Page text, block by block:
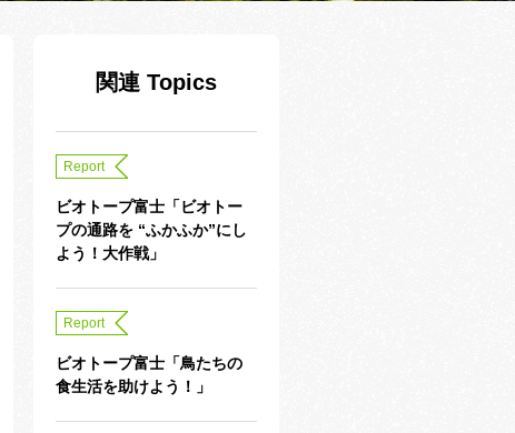
関連 Topics
Report
ビオトープ富士「ビオトー
プの通路を “ふかふか”にし
よう！大作戦」
Report
ビオトープ富士「鳥たちの
食生活を助けよう！」